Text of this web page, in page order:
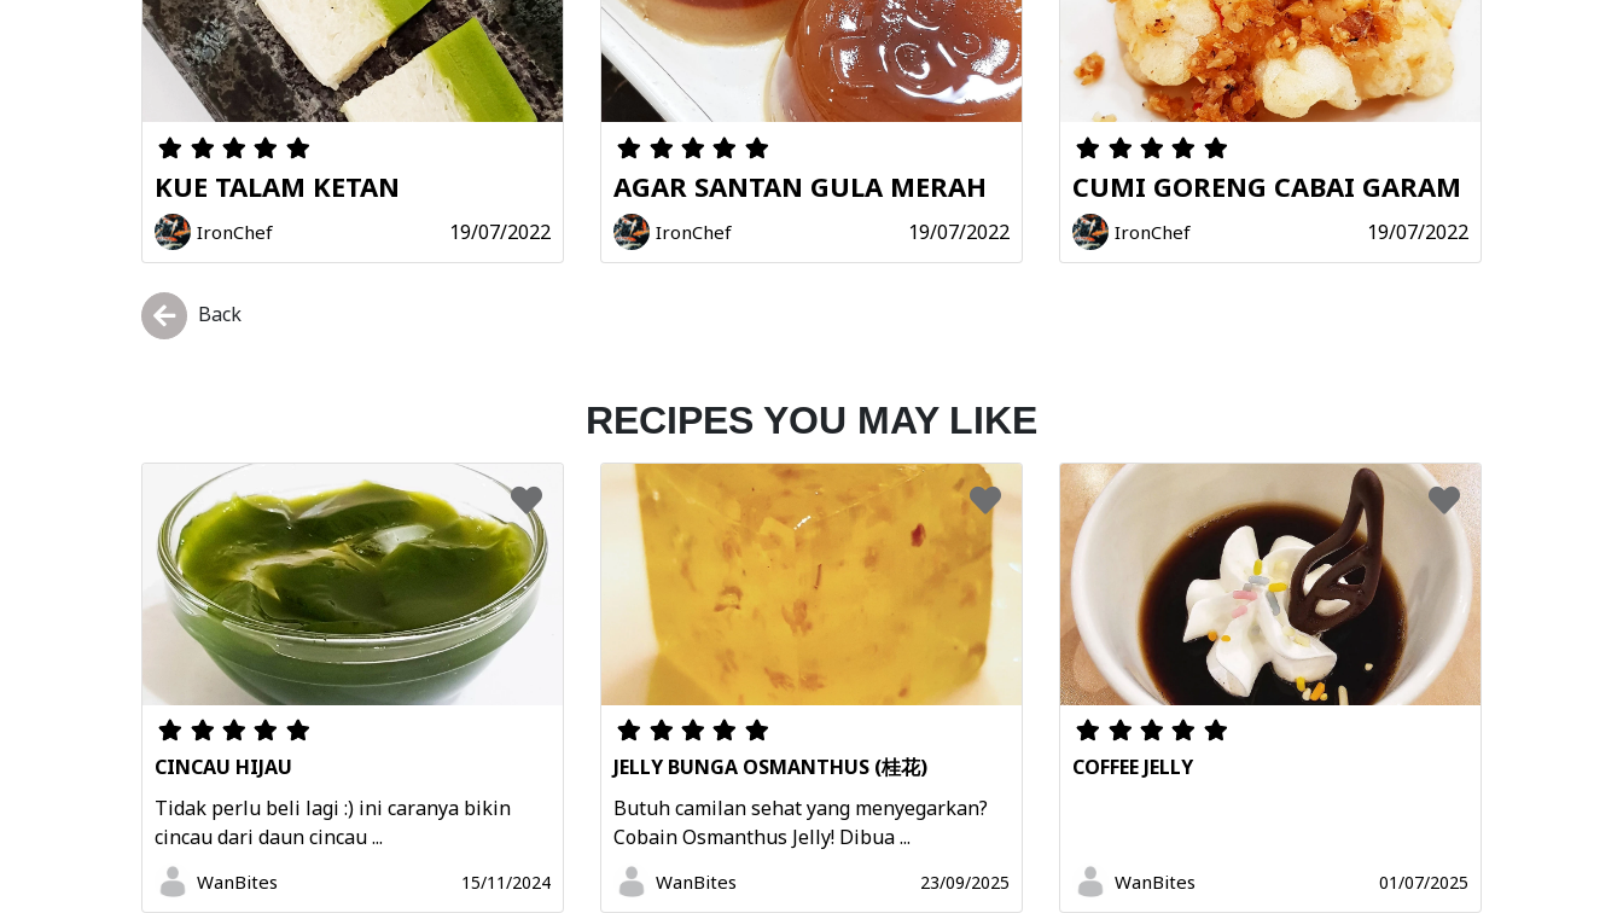
KUE TALAM KETAN
IronChef 19/07/2022
AGAR SANTAN GULA MERAH
IronChef 19/07/2022
CUMI GORENG CABAI GARAM
IronChef 19/07/2022
Back
RECIPES YOU MAY LIKE
CINCAU HIJAU
Tidak perlu beli lagi :) ini caranya bikin
cincau dari daun cincau ...
WanBites 15/11/2024
JELLY BUNGA OSMANTHUS (桂花)
Butuh camilan sehat yang menyegarkan?
Cobain Osmanthus Jelly! Dibua ...
WanBites 23/09/2025
COFFEE JELLY
WanBites 01/07/2025